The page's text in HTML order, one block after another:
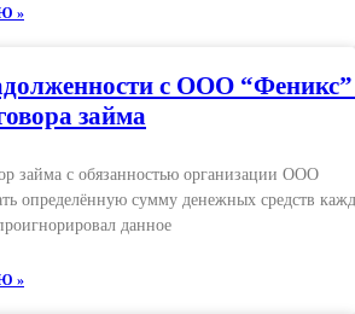
»
с ООО “Феникс”
займа
займа с обязанностью организации ООО
определённую сумму денежных средств
данное
»